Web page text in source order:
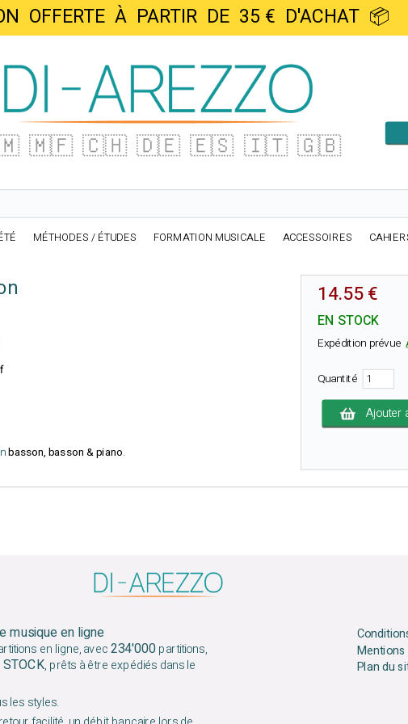
OFFERTE À PARTIR DE 35 € D'ACHAT
🇲🇫 🇨🇭 🇩🇪 🇪🇸 🇮🇹 🇬🇧
MÉTHODES / ÉTUDES FORMATION MUSICALE ACCESSOIRES
basson, basson & piano.
14.55 €
EN STOCK
Expédition prévue
Quantité
Ajouter
musique en ligne
en ligne, avec234'000partitions,
, prêts à être expédiés dans le
les styles.
Mentions
Plan du